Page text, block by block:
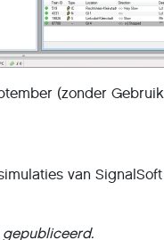
(zonder
van